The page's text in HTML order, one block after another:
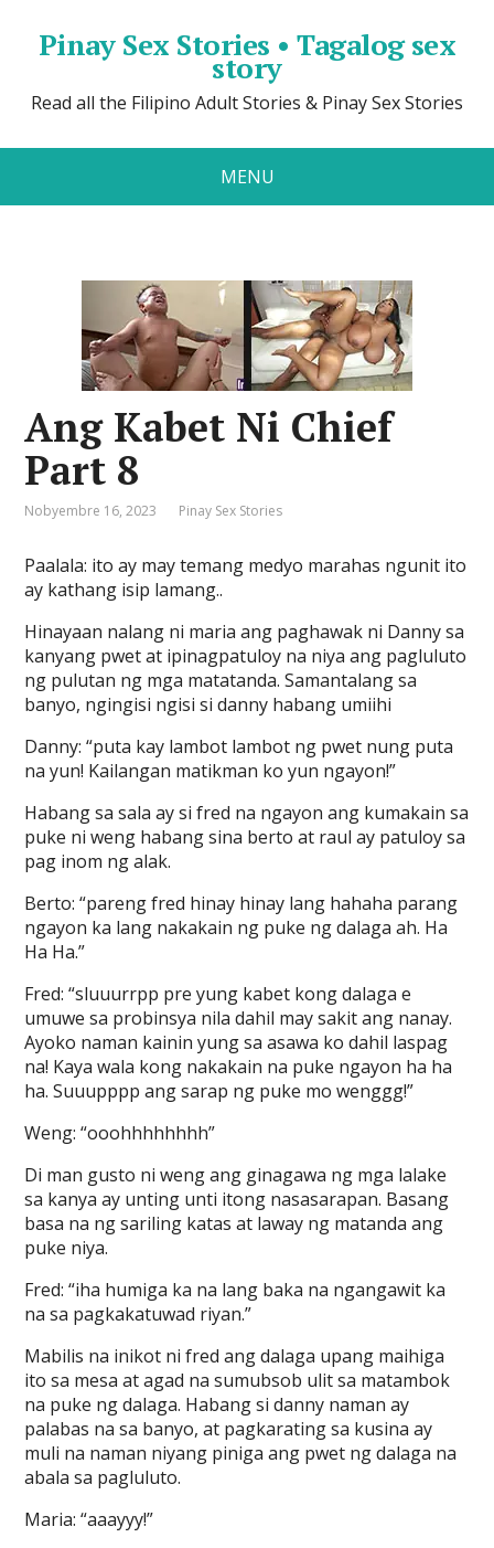
Pinay Sex Stories • Tagalog sex
story
Read all the Filipino Adult Stories & Pinay Sex Stories
MENU
Ang Kabet Ni Chief
Part 8
Nobyembre 16, 2023 Pinay Sex Stories
Paalala: ito ay may temang medyo marahas ngunit ito
ay kathang isip lamang..
Hinayaan nalang ni maria ang paghawak ni Danny sa
kanyang pwet at ipinagpatuloy na niya ang pagluluto
ng pulutan ng mga matatanda. Samantalang sa
banyo, ngingisi ngisi si danny habang umiihi
Danny: “puta kay lambot lambot ng pwet nung puta
na yun! Kailangan matikman ko yun ngayon!”
Habang sa sala ay si fred na ngayon ang kumakain sa
puke ni weng habang sina berto at raul ay patuloy sa
pag inom ng alak.
Berto: “pareng fred hinay hinay lang hahaha parang
ngayon ka lang nakakain ng puke ng dalaga ah. Ha
Ha Ha.”
Fred: “sluuurrpp pre yung kabet kong dalaga e
umuwe sa probinsya nila dahil may sakit ang nanay.
Ayoko naman kainin yung sa asawa ko dahil laspag
na! Kaya wala kong nakakain na puke ngayon ha ha
ha. Suuupppp ang sarap ng puke mo wenggg!”
Weng: “ooohhhhhhhh”
Di man gusto ni weng ang ginagawa ng mga lalake
sa kanya ay unting unti itong nasasarapan. Basang
basa na ng sariling katas at laway ng matanda ang
puke niya.
Fred: “iha humiga ka na lang baka na ngangawit ka
na sa pagkakatuwad riyan.”
Mabilis na inikot ni fred ang dalaga upang maihiga
ito sa mesa at agad na sumubsob ulit sa matambok
na puke ng dalaga. Habang si danny naman ay
palabas na sa banyo, at pagkarating sa kusina ay
muli na naman niyang piniga ang pwet ng dalaga na
abala sa pagluluto.
Maria: “aaayyy!”